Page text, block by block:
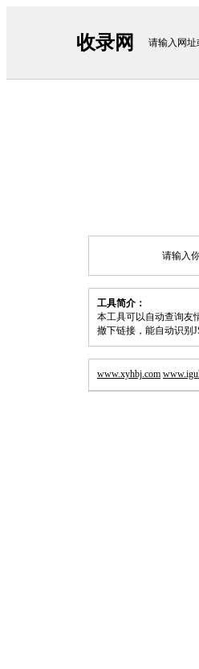
收录网 请输入网址
请输入
工具简介：
本工具可以自动查询友
撤下链接，能自动识别
www.xyhbj.com